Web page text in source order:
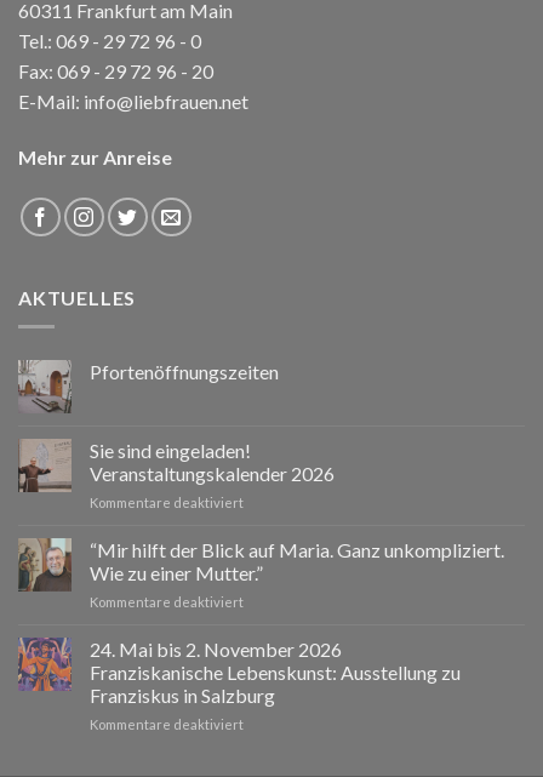
60311 Frankfurt am Main
Tel.: 069 - 29 72 96 - 0
Fax: 069 - 29 72 96 - 20
E-Mail: info@liebfrauen.net
Mehr zur Anreise
AKTUELLES
Pfortenöffnungszeiten
Sie sind eingeladen!
Veranstaltungskalender 2026
Kommentare deaktiviertfür
eingeladen!
Veranstaltungskalender
2026
“Mir hilft der Blick auf Maria. Ganz unkompliziert.
Wie zu einer Mutter.”
Kommentare deaktiviertfür
hilft
Blick
auf
Maria.
24. Mai bis 2. November 2026
Franziskanische Lebenskunst: Ausstellung zu
Franziskus in Salzburg
Kommentare deaktiviertfür